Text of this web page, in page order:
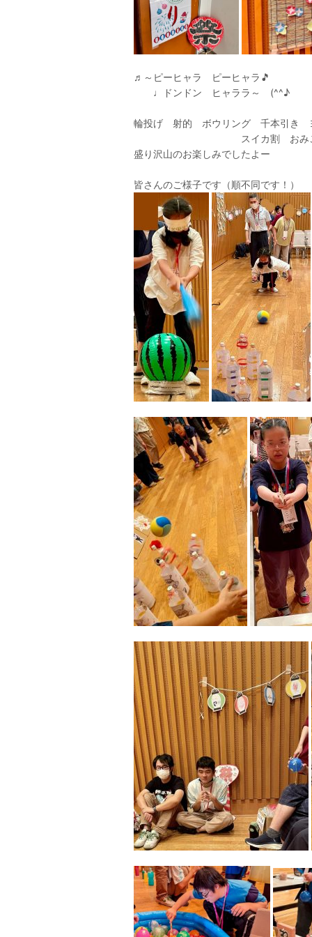
♬～ピーヒャラ ピーヒャラ🎵
♩ドンドン ヒャララ～ (^^♪
輪投げ 射的 ボウリング 千本引き
スイカ割 おみこし 大
盛り沢山のお楽しみでしたよー
皆さんのご様子です（順不同です！）